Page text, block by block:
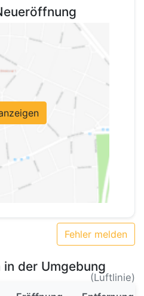
Fehler melden
der Umgebung
(Luftlinie)